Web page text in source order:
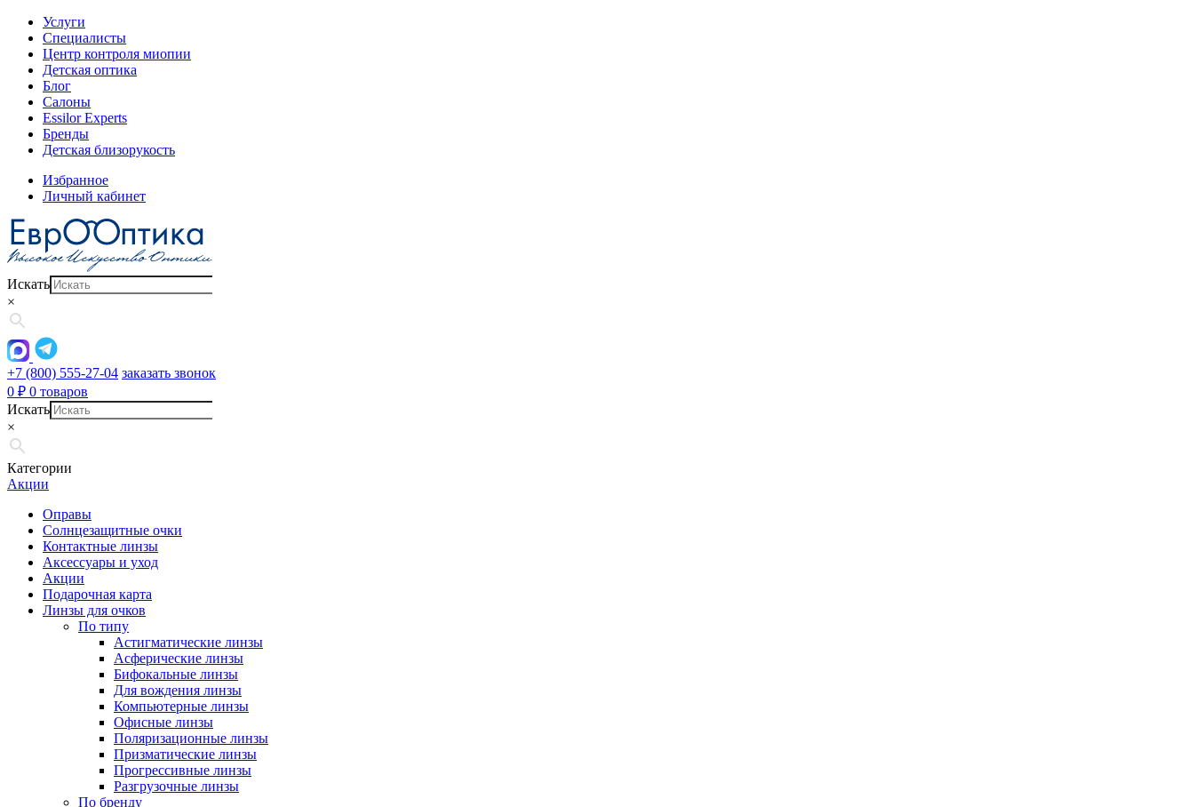
Услуги
Специалисты
Центр контроля миопии
Детская оптика
Блог
Салоны
Essilor Experts
Бренды
Детская близорукость
Избранное
Личный кабинет
Искать
×
+7 (800) 555-27-04 заказать звонок
0 ₽ 0 товаров
Искать
×
Категории
Акции
Оправы
Солнцезащитные очки
Контактные линзы
Аксессуары и уход
Акции
Подарочная карта
Линзы для очков
По типу
Астигматические линзы
Асферические линзы
Бифокальные линзы
Для вождения линзы
Компьютерные линзы
Офисные линзы
Поляризационные линзы
Призматические линзы
Прогрессивные линзы
Разгрузочные линзы
По бренду